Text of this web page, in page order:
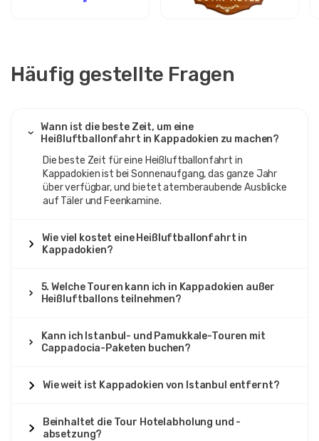
Häufig gestellte Fragen
Wann ist die beste Zeit, um eine
Heißluftballonfahrt in Kappadokien zu machen?
Die beste Zeit für eine Heißluftballonfahrt in
Kappadokien ist bei Sonnenaufgang, das ganze Jahr
über verfügbar, und bietet atemberaubende Ausblicke
auf Täler und Feenkamine.
Wie viel kostet eine Heißluftballonfahrt in
Kappadokien?
5. Welche Touren kann ich in Kappadokien außer
Heißluftballons teilnehmen?
Kann ich Istanbul- und Pamukkale-Touren mit
Cappadocia-Paketen buchen?
Wie weit ist Kappadokien von Istanbul entfernt?
Beinhaltet die Tour Hotelabholung und -
absetzung?